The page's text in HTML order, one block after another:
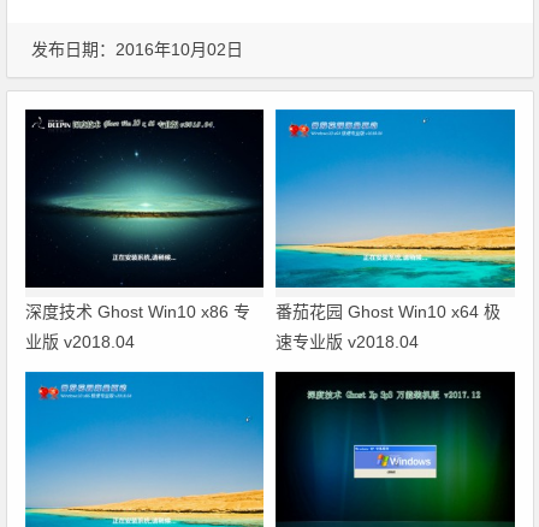
发布日期：2016年10月02日
深度技术 Ghost Win10 x86 专
业版 v2018.04
番茄花园 Ghost Win10 x64 极
速专业版 v2018.04